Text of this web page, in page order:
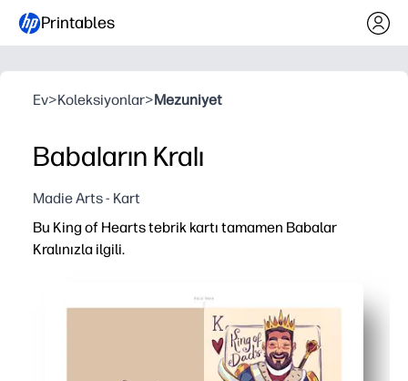
Printables
Ev>Koleksiyonlar>Mezuniyet
Babaların Kralı
Madie Arts - Kart
Bu King of Hearts tebrik kartı tamamen Babalar
Kralınızla ilgili.